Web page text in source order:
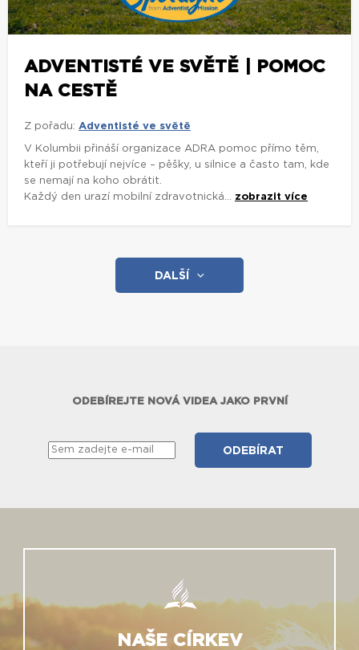
ADVENTISTÉ VE SVĚTĚ | POMOC
NA CESTĚ
Z pořadu: Adventisté ve světě
V Kolumbii přináší organizace ADRA pomoc přímo těm,
kteří ji potřebují nejvíce – pěšky, u silnice a často tam, kde
se nemají na koho obrátit.
Každý den urazí mobilní zdravotnická... zobrazit více
DALŠÍ
ODEBÍREJTE NOVÁ VIDEA JAKO PRVNÍ
NAŠE CÍRKEV